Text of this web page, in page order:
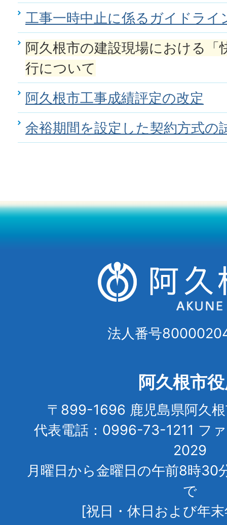
工事一時中止に係るガイドライ
阿久根市の建設現場における「
行について
阿久根市工事成績評定の改定
余裕期間を設定した契約方式の
法人番号
阿久根市
〒899-1696 鹿児島県阿久
代表電話：0996-73-1211 フ
2029
月曜日から金曜日の午前8時30
で
[祝日・休日および年